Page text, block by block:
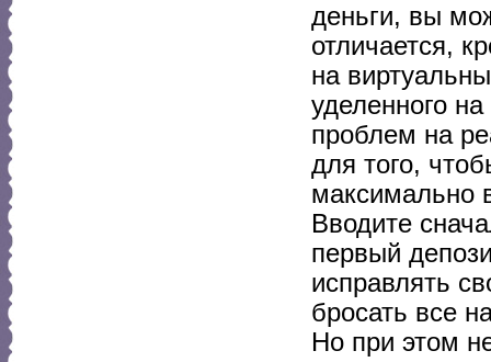
деньги, вы
отличается,
на
уделенного
проблем на
для того,
максимально
Вводите
первый
исправлять
бросать все
Но при этом